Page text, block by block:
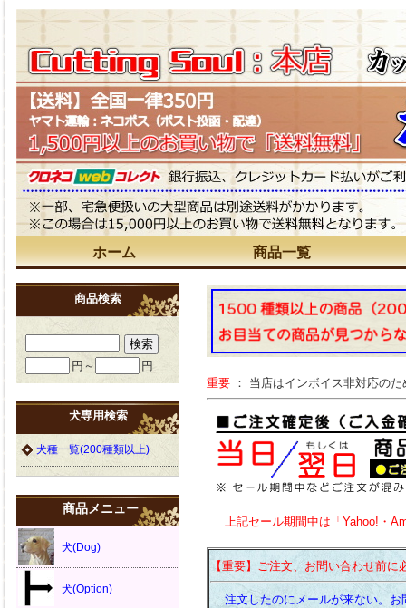
ホーム 商品一覧
重要 ： 当店はインボイス非対応の
上記セール期間中は「Yahoo!・
【重要】ご注文、お問い合わせ前に
注文したのにメールが来ない。お
商品検索
円～ 円
犬専用検索
犬種一覧(200種類以上)
商品メニュー
犬(Dog)
犬(Option)